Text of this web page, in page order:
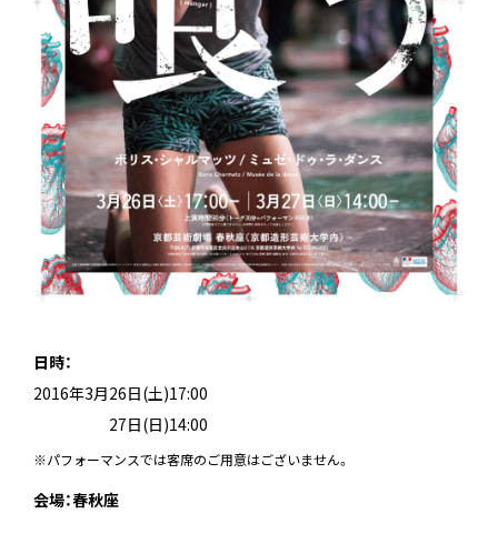
日時：
2016年3月26日(土)17:00
27日(日)14:00
※パフォーマンスでは客席のご用意はございません。
会場：春秋座